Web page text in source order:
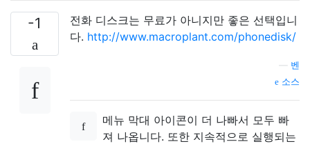
-1
전화 디스크는 무료가 아니지만 좋은 선택입니
다. http://www.macroplant.com/phonedisk/
벤
소스
메뉴 막대 아이콘이 더 나빠서 모두 빠
져 나옵니다. 또한 지속적으로 실행되는